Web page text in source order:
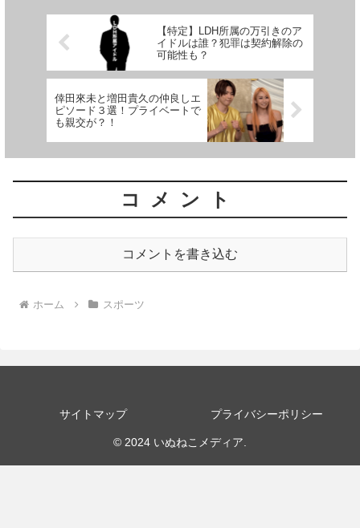
【特定】LDH所属の万引きのア
イドルは誰？犯罪は契約解除の
可能性も？
倖田來未と増田貴久の仲良しエ
ピソード３選！プライベートで
も親交が？！
コメント
コメントを書き込む
ホーム スポーツ
サイトマップ プライバシーポリシー
© 2024 いぬねこメディア.